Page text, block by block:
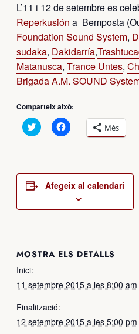
L’11 i 12 de setembre es
Reperkusión a Bemposta
Foundation Sound System,
sudaka, Dakidarría,
Matanusca, Trance Untes,
Brigada A.M. SOUND
Comparteix això:
Feu
clic
(S’obre
una
Feu
clic
(S’obre
una
finestra)
Més
Afegeix al calendari
MOSTRA ELS DETALLS
Inici:
11 setembre 2015 a les 8:00 am
Finalització:
12 setembre 2015 a les 5:00 pm